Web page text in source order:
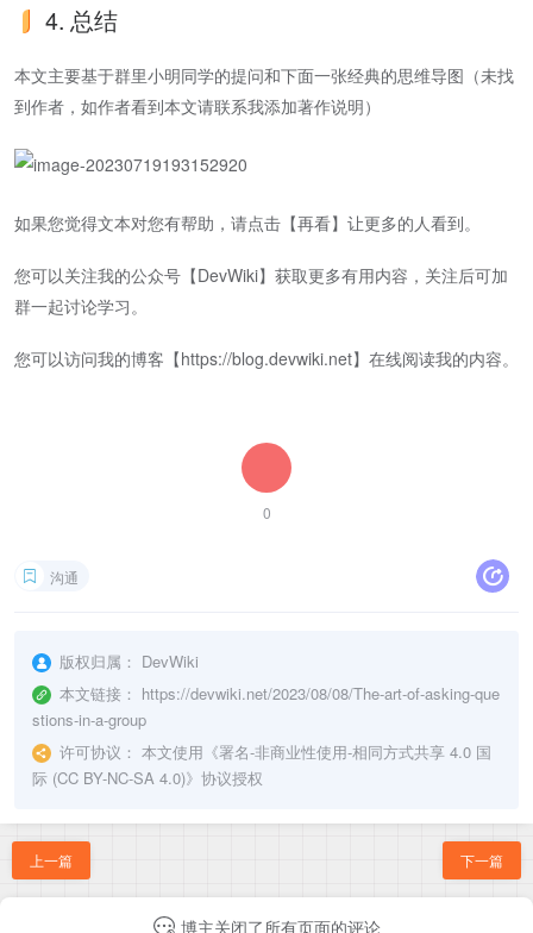
4. 总结
本文主要基于群里小明同学的提问和下面一张经典的思维导图（未找
到作者，如作者看到本文请联系我添加著作说明）
如果您觉得文本对您有帮助，请点击【再看】让更多的人看到。
您可以关注我的公众号【DevWiki】获取更多有用内容，关注后可加
群一起讨论学习。
您可以访问我的博客【https://blog.devwiki.net】在线阅读我的内容。
0
沟通
版权归属： DevWiki
本文链接： https://devwiki.net/2023/08/08/The-art-of-asking-que
stions-in-a-group
许可协议： 本文使用《署名-非商业性使用-相同方式共享 4.0 国
际 (CC BY-NC-SA 4.0)》协议授权
上一篇 下一篇
博主关闭了所有页面的评论